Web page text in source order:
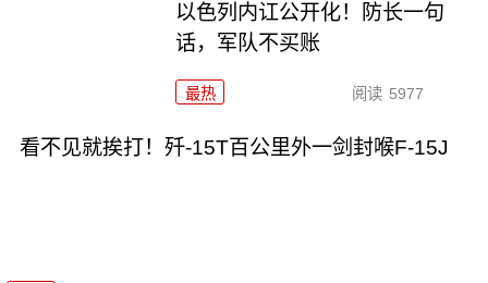
以色列内讧公开化！防长一句
话，军队不买账
最热 阅读 5977
看不见就挨打！歼-15T百公里外一剑封喉F-15J